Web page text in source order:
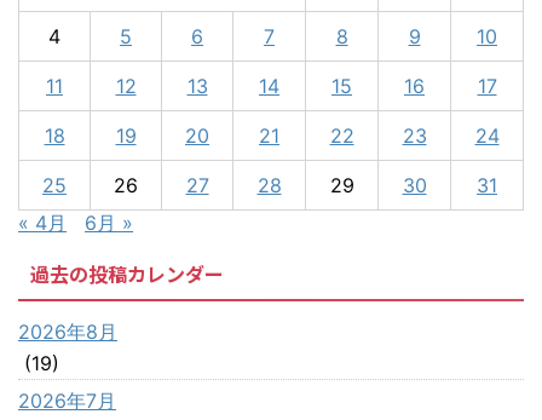
4 5 6 7 8 9 10
11 12 13 14 15 16 17
18 19 20 21 22 23 24
25 26 27 28 29 30
31
« 4月
6月 »
過去の投稿カレンダー
2026年8月
(19)
2026年7月